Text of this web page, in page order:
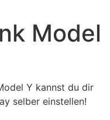
Model
Y kannst du dir
selber einstellen!